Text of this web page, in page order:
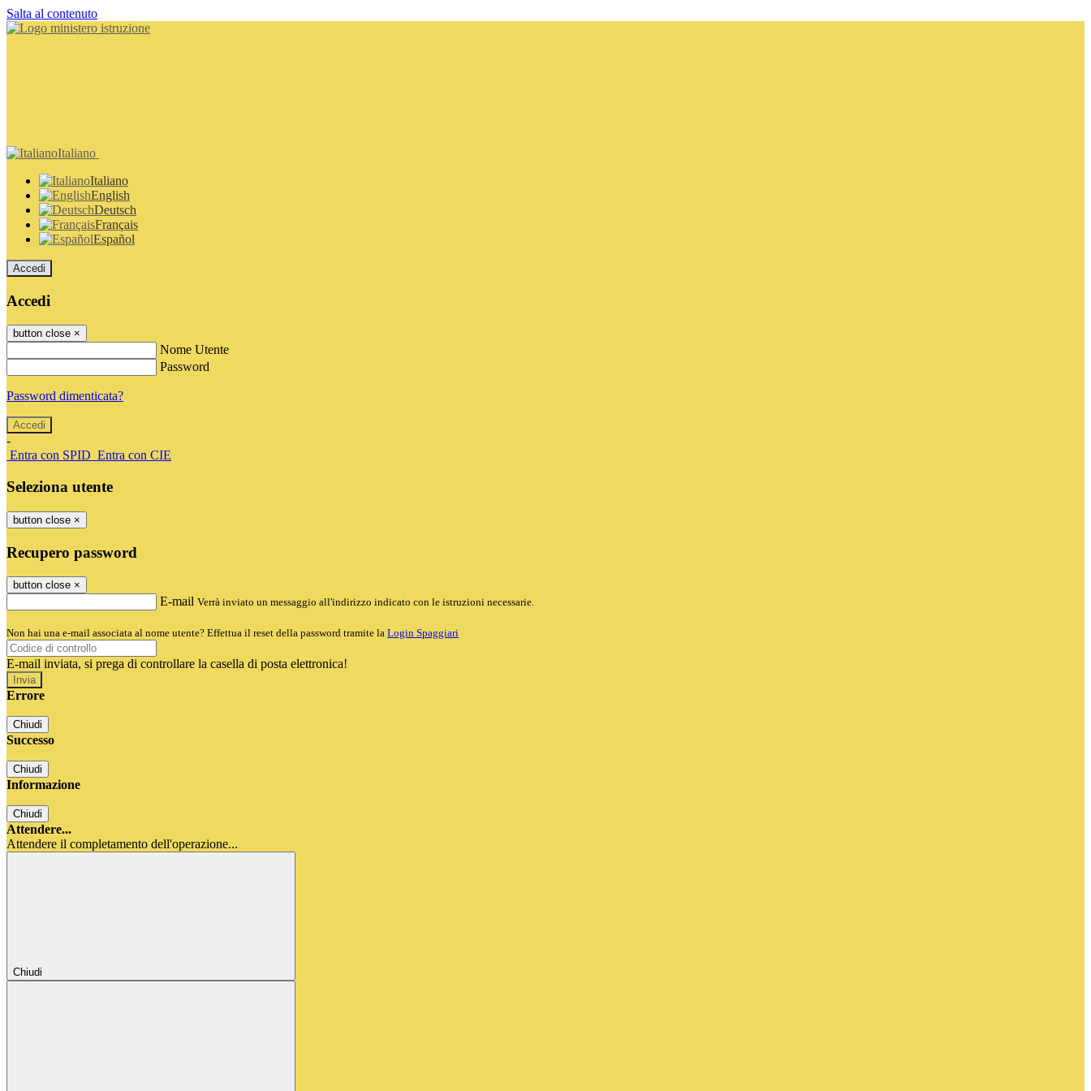
Salta al contenuto
Italiano
Italiano
English
Deutsch
Français
Español
Accedi
Accedi
button close ×
Nome Utente
Password
Password dimenticata?
-
Entra con SPID Entra con CIE
Seleziona utente
button close ×
Recupero password
button close ×
E-mail Verrà inviato un messaggio all'indirizzo indicato con le istruzioni necessarie.
Non hai una e-mail associata al nome utente? Effettua il reset della password tramite la Login Spaggiari
E-mail inviata, si prega di controllare la casella di posta elettronica!
Errore
Chiudi
Successo
Chiudi
Informazione
Chiudi
Attendere...
Attendere il completamento dell'operazione...
Chiudi